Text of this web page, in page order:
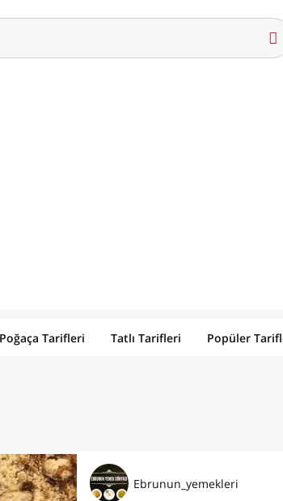
Poğaça Tarifleri Tatlı Tarifleri Popüler
Ebrunun_yemekleri